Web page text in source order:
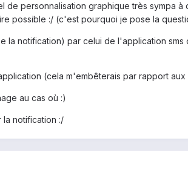
personnalisation graphique très sympa à
possible :/ (c'est pourquoi je pose la
notification) par celui de l'application
(cela m'embêterais par rapport aux
au cas où :)
la notification :/